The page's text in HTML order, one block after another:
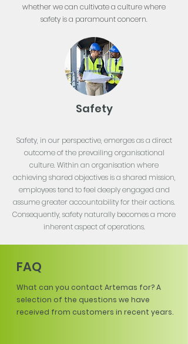
whether we can cultivate a culture where
safety is a paramount concern.
Safety
Safety, in our perspective, emerges as a direct
outcome of the prevailing organisational
culture. Within an organisation where
achieving shared objectives is a shared mission,
employees tend to feel deeply engaged and
assume greater accountability for their actions.
Consequently, safety naturally becomes a more
inherent aspect of operations.
FAQ
What can you contact Artemas for? A
selection of the questions we have
received from customers in recent years.